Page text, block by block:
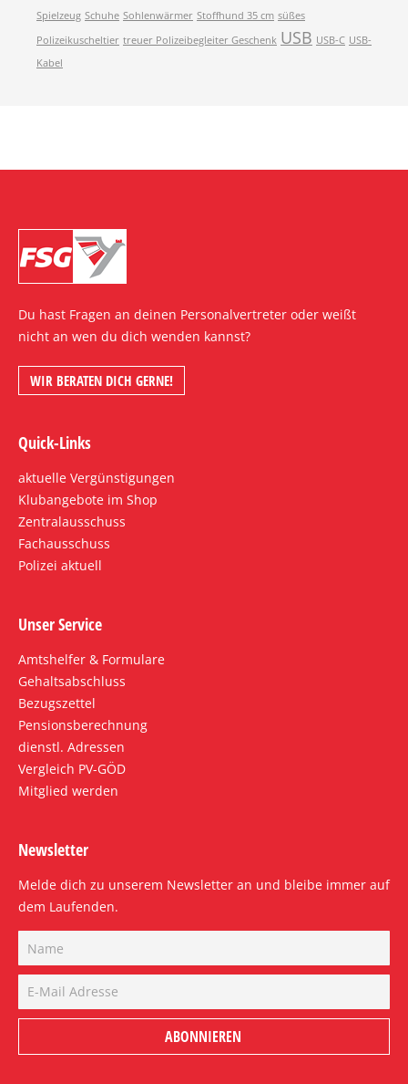
Spielzeug Schuhe Sohlenwärmer Stoffhund 35 cm süßes
Polizeikuscheltier treuer Polizeibegleiter Geschenk USB USB-C USB-
Kabel
Du hast Fragen an deinen Personalvertreter oder weißt
nicht an wen du dich wenden kannst?
WIR BERATEN DICH GERNE!
Quick-Links
aktuelle Vergünstigungen
Klubangebote im Shop
Zentralausschuss
Fachausschuss
Polizei aktuell
Unser Service
Amtshelfer & Formulare
Gehaltsabschluss
Bezugszettel
Pensionsberechnung
dienstl. Adressen
Vergleich PV-GÖD
Mitglied werden
Newsletter
Melde dich zu unserem Newsletter an und bleibe immer auf
dem Laufenden.